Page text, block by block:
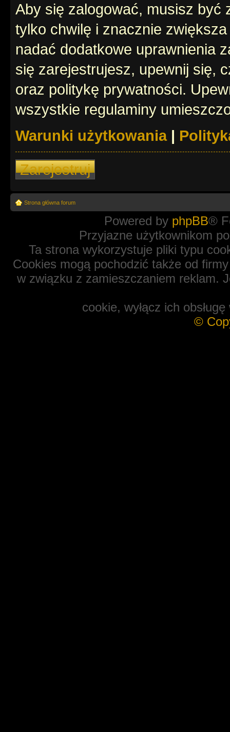
Aby się zalogować, musisz być
tylko chwilę i znacznie
nadać dodatkowe uprawnienia
się zarejestrujesz, upewnij się,
oraz politykę prywatności.
wszystkie regulaminy
Warunki użytkowania|
Zarejestruj
Strona główna forum
Powered by phpBB®
Przyjazne użytkownikom
Ta strona wykorzystuje pliki typu
Cookies mogą pochodzić także od
w związku z zamieszczaniem reklam.
cookie, wyłącz ich
©